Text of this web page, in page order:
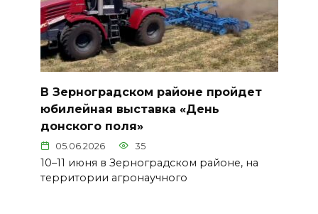
В Зерноградском районе пройдет
юбилейная выставка «День
донского поля»
05.06.2026 35
10–11 июня в Зерноградском районе, на
территории агронаучного